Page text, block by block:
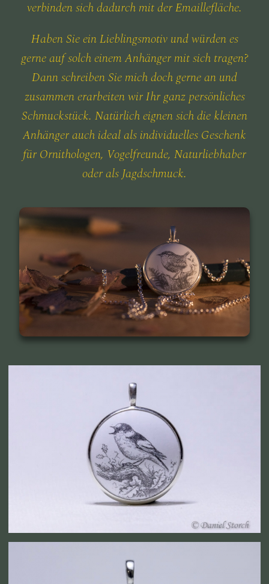
verbinden sich dadurch mit der Emaillefläche.
Haben Sie ein Lieblingsmotiv und würden es
gerne auf solch einem Anhänger mit sich tragen?
Dann schreiben Sie mich doch gerne an und
zusammen erarbeiten wir Ihr ganz persönliches
Schmuckstück. Natürlich eignen sich die kleinen
Anhänger auch ideal als individuelles Geschenk
für Ornithologen, Vogelfreunde, Naturliebhaber
oder als Jagdschmuck.